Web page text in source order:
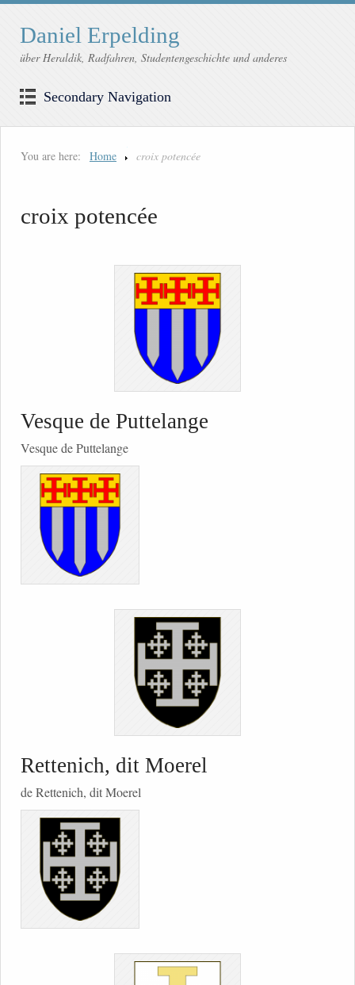
Daniel Erpelding
über Heraldik, Radfahren, Studentengeschichte und anderes
Secondary Navigation
You are here: Home croix potencée
croix potencée
Vesque de Puttelange
Vesque de Puttelange
Rettenich, dit Moerel
de Rettenich, dit Moerel